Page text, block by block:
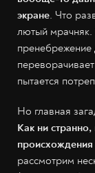
экране. Что
лютый мрачняк.
пытается
Но главная
Как ни
происхождения
рассмотрим